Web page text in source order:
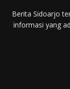
Berita Sidoarjo
informasi yang